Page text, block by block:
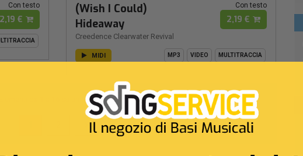
Con testo
2,19 €
(Wish I Could)
Hideaway
Creedence Clearwater Revival
Con testo
2,19 €
MIDI MP3 VIDEO MULTITRACCIA
su un totale di18